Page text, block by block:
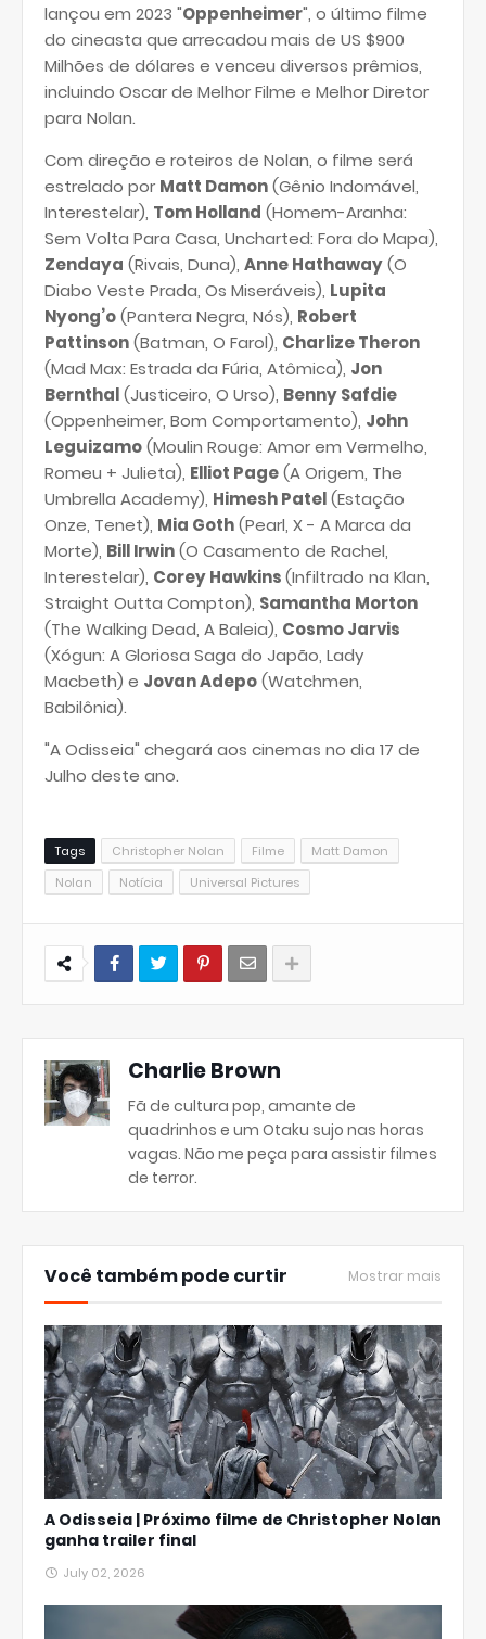
lançou em 2023 "Oppenheimer", o último filme
do cineasta que arrecadou mais de US $900
Milhões de dólares e venceu diversos prêmios,
incluindo Oscar de Melhor Filme e Melhor Diretor
para Nolan.
Com direção e roteiros de Nolan, o filme será
estrelado por Matt Damon(Gênio Indomável,
Interestelar), Tom Holland (Homem-Aranha:
Sem Volta Para Casa, Uncharted: Fora do Mapa),
Zendaya (Rivais, Duna), Anne Hathaway(O
Diabo Veste Prada, Os Miseráveis), Lupita
Nyong’o(Pantera Negra, Nós), Robert
Pattinson(Batman, O Farol), Charlize Theron
(Mad Max: Estrada da Fúria, Atômica), Jon
Bernthal(Justiceiro, O Urso), Benny Safdie
(Oppenheimer, Bom Comportamento), John
Leguizamo(Moulin Rouge: Amor em Vermelho,
Romeu + Julieta), Elliot Page(A Origem, The
Umbrella Academy), Himesh Patel(Estação
Onze, Tenet), Mia Goth(Pearl, X - A Marca da
Morte), Bill Irwin(O Casamento de Rachel,
Interestelar), Corey Hawkins(Infiltrado na Klan,
Straight Outta Compton), Samantha Morton
(The Walking Dead, A Baleia), Cosmo Jarvis
(Xógun: A Gloriosa Saga do Japão, Lady
Macbeth) e Jovan Adepo(Watchmen,
Babilônia).
"A Odisseia" chegará aos cinemas no dia 17 de
Julho deste ano.
Tags Christopher Nolan Filme
Matt Damon
Nolan
Notícia Universal Pictures
Charlie Brown
Fã de cultura pop, amante de
quadrinhos e um Otaku sujo nas horas
vagas. Não me peça para assistir filmes
de terror.
Você também pode curtir Mostrar mais
A Odisseia | Próximo filme de Christopher Nolan
ganha trailer final
July 02, 2026